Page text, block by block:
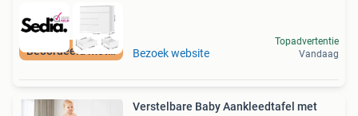
Beoordeeld met 9+ Bezoek website
Topadvertentie
Vandaag
Verstelbare Baby Aankleedtafel met